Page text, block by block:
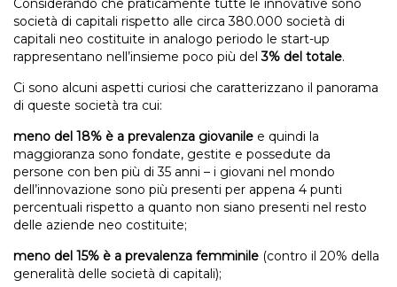
Considerando che praticamente tutte le innovative sono
società di capitali rispetto alle circa 380.000 società di
capitali neo costituite in analogo periodo le start-up
rappresentano nell’insieme poco più del3% del totale.
Ci sono alcuni aspetti curiosi che caratterizzano il panorama
di queste società tra cui:
meno del 18% è a prevalenza giovanile e quindi la
maggioranza sono fondate, gestite e possedute da
persone con ben più di 35 anni – i giovani nel mondo
dell’innovazione sono più presenti per appena 4 punti
percentuali rispetto a quanto non siano presenti nel resto
delle aziende neo costituite;
meno del 15% è a prevalenza femminile (contro il 20% della
generalità delle società di capitali);